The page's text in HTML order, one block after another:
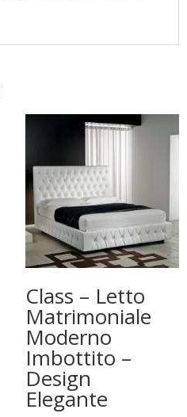
Class – Letto
Matrimoniale
Moderno
Imbottito –
Design
Elegante